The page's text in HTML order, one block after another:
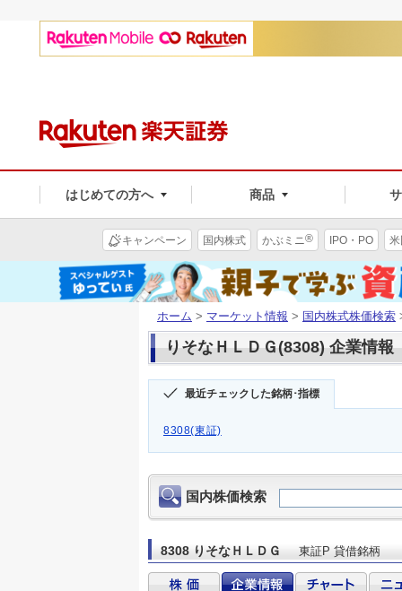
はじめての方へ 商品
キャンペーン 国内株式 かぶミニ® IPO・PO
ホーム > マーケット情報 > 国内株式株価検索
りそなＨＬＤＧ(8308) 企業情報
最近チェックした銘柄･指標
8308(東証)